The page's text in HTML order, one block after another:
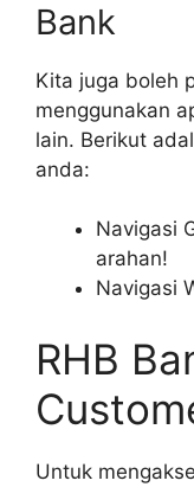
Bank
Kita juga boleh
menggunakan
lain. Berikut
anda:
Navigasi
arahan!
Navigasi
RHB
Untuk